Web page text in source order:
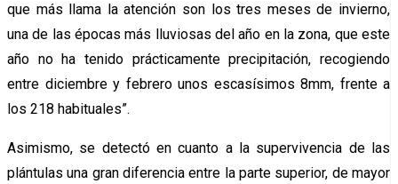
que más llama la atención son los tres meses de invierno,
una de las épocas más lluviosas del año en la zona, que este
año no ha tenido prácticamente precipitación, recogiendo
entre diciembre y febrero unos escasísimos 8mm, frente a
los 218 habituales”.
Asimismo, se detectó en cuanto a la supervivencia de las
plántulas una gran diferencia entre la parte superior, de mayor